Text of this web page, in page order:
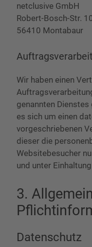
netclusive GmbH
Robert-Bosch-Str.
56410 Montabaur
Wir haben einen
genannten
es sich um einen
vorgeschriebenen
dieser die
Websitebesucher
und unter
3.
Datenschutz